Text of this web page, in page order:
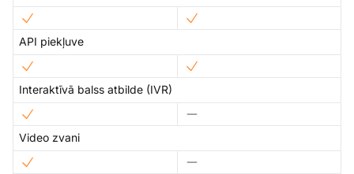
API piekļuve
Interaktīvā balss atbilde (IVR)
Video zvani